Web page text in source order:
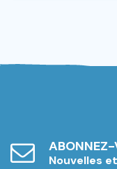
Nouvelles